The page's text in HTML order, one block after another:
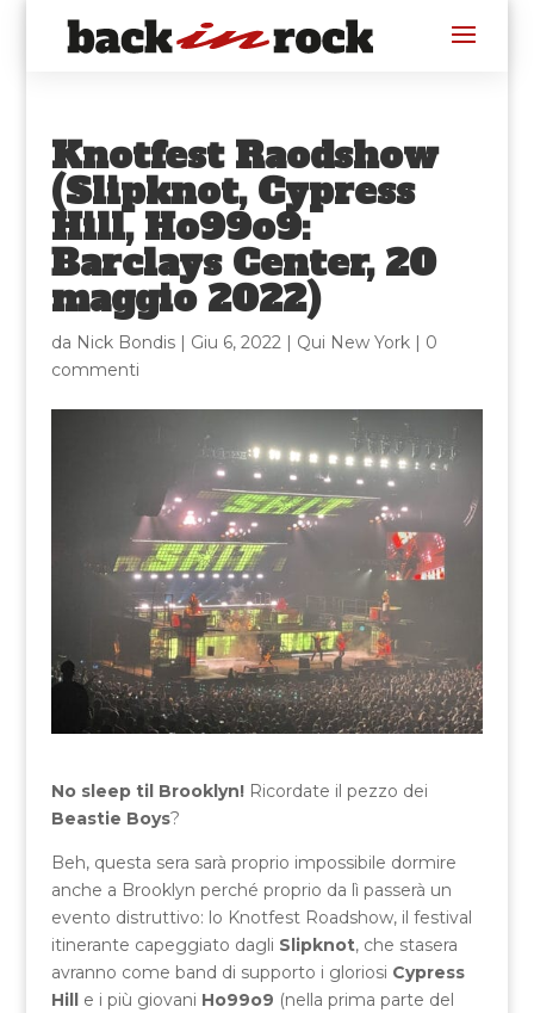
Knotfest Raodshow
(Slipknot, Cypress
Hill, Ho99o9:
Barclays Center, 20
maggio 2022)
da Nick Bondis| Giu 6, 2022| Qui New York| 0
commenti
No sleep til Brooklyn!Ricordate il pezzo dei
Beastie Boys?
Beh, questa sera sarà proprio impossibile dormire
anche a Brooklyn perché proprio da lì passerà un
evento distruttivo: lo Knotfest Roadshow, il festival
itinerante capeggiato dagli Slipknot, che stasera
avranno come band di supporto i gloriosi Cypress
Hille i più giovani Ho99o9 (nella prima parte del